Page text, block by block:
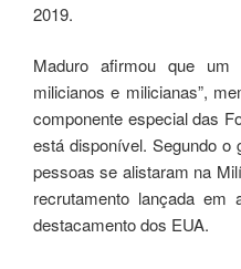
2019.
Maduro afirmou que
milicianos e milicianas”,
componente especial das
está disponível. Segundo o
pessoas se alistaram na
recrutamento lançada
destacamento dos EUA.